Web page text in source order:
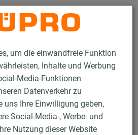
um die einwandfreie Funktion
Inhalte und Werbung
Media-Funktionen
Datenverkehr zu
uns Ihre Einwilligung geben,
Social-Media-, Werbe- und
Nutzung dieser Website
Kontakt
Installationsschienen
S+